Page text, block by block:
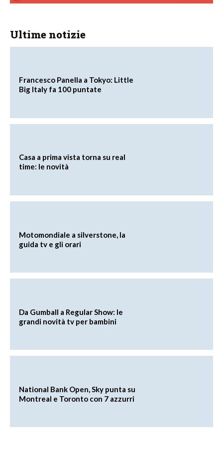
Ultime notizie
Francesco Panella a Tokyo: Little
Big Italy fa 100 puntate
Casa a prima vista torna su real
time: le novità
Motomondiale a silverstone, la
guida tv e gli orari
Da Gumball a Regular Show: le
grandi novità tv per bambini
National Bank Open, Sky punta su
Montreal e Toronto con 7 azzurri